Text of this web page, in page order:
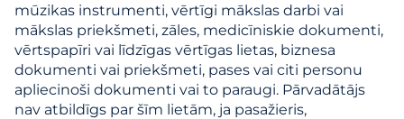
mūzikas instrumenti, vērtīgi mākslas darbi vai
mākslas priekšmeti, zāles, medicīniskie dokumenti,
vērtspapīri vai līdzīgas vērtīgas lietas, biznesa
dokumenti vai priekšmeti, pases vai citi personu
apliecinoši dokumenti vai to paraugi. Pārvadātājs
nav atbildīgs par šīm lietām, ja pasažieris,